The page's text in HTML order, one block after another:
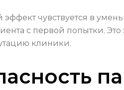
эффект чувствуется в
с первой попытки.
клиники.